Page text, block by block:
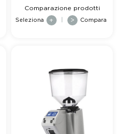
Comparazione prodotti
Seleziona + > Compara